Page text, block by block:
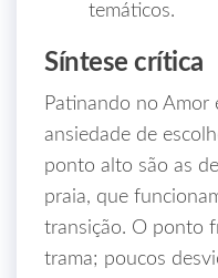
temáticos.
Síntese crítica
Patinando no Amor
ansiedade de
ponto alto são as
praia, que
transição. O ponto
trama; poucos